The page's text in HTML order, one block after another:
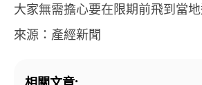
大家無需擔心要在限期前飛到當地
來源：產經新聞